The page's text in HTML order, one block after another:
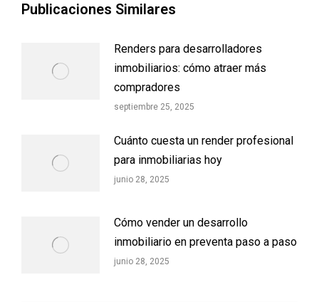
Publicaciones Similares
Renders para desarrolladores
inmobiliarios: cómo atraer más
compradores
septiembre 25, 2025
Cuánto cuesta un render profesional
para inmobiliarias hoy
junio 28, 2025
Cómo vender un desarrollo
inmobiliario en preventa paso a paso
junio 28, 2025